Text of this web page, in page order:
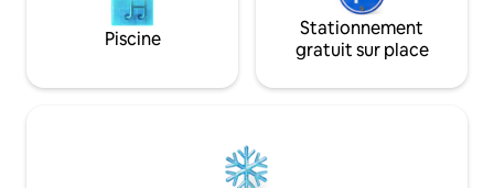
Piscine
Stationnement
gratuit sur place